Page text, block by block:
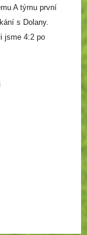
A týmu první
s Dolany.
jsme 4:2 po